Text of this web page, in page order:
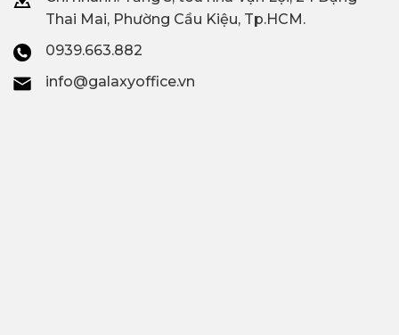
Thai Mai, Phường Cầu Kiệu, Tp.HCM.
0939.663.882
info@galaxyoffice.vn